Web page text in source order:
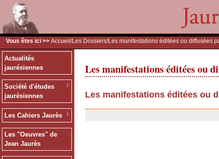
Vous êtes ici >> Accueil /Les Dossiers/Les manifestations éditées ou diffusées
Actualités
jaurésiennes
Société d'études
jaurésiennes
Les Cahiers Jaurès
Les "Oeuvres" de
Jean Jaurès
Les manifestations éditées ou
Les manifestations éditées ou